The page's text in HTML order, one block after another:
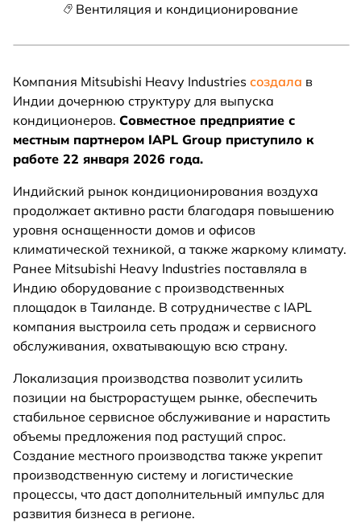
Вентиляция и кондиционирование
Компания Mitsubishi Heavy Industries создала в
Индии дочернюю структуру для выпуска
кондиционеров. Совместное предприятие с
местным партнером IAPL Group приступило к
работе 22 января 2026 года.
Индийский рынок кондиционирования воздуха
продолжает активно расти благодаря повышению
уровня оснащенности домов и офисов
климатической техникой, а также жаркому климату.
Ранее Mitsubishi Heavy Industries поставляла в
Индию оборудование с производственных
площадок в Таиланде. В сотрудничестве с IAPL
компания выстроила сеть продаж и сервисного
обслуживания, охватывающую всю страну.
Локализация производства позволит усилить
позиции на быстрорастущем рынке, обеспечить
стабильное сервисное обслуживание и нарастить
объемы предложения под растущий спрос.
Создание местного производства также укрепит
производственную систему и логистические
процессы, что даст дополнительный импульс для
развития бизнеса в регионе.